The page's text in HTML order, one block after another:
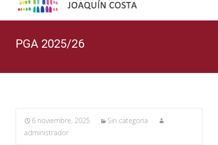
PGA 2025/26
6 noviembre, 2025
Sin categoría
administrador